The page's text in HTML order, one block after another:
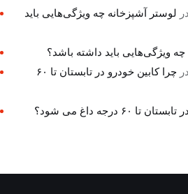
در لوستر آشپزخانه چه ویژگی‌هایی باید
ویژگی‌هایی باید داشته باشد؟
در
چرا کابین خودرو در تابستان تا ۶۰
۶۰ درجه داغ می شود؟